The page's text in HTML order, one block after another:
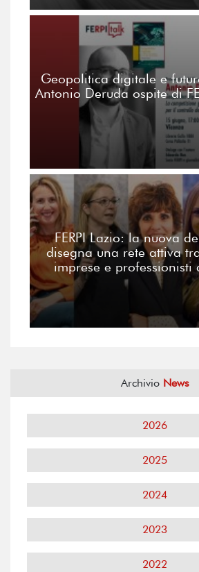
Geopolitica digitale e
Antonio Deruda ospite di
FERPI Lazio: la nuova
disegna una rete attiva
imprese e professionisti
Archivio News
2026
2025
2024
2023
2022